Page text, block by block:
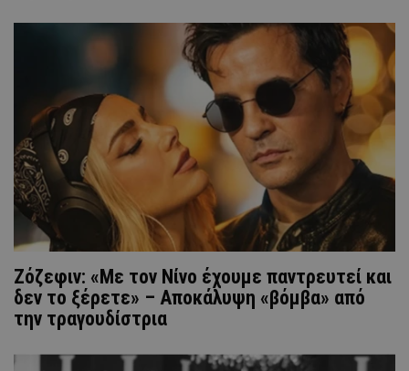
Ζόζεφιν: «Με τον Νίνο έχουμε παντρευτεί και
δεν το ξέρετε» – Αποκάλυψη «βόμβα» από
την τραγουδίστρια